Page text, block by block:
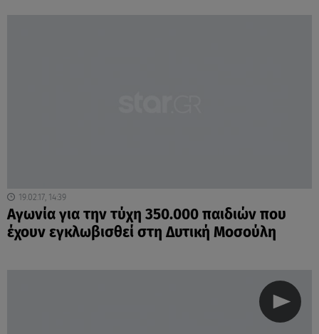
19.02.17, 14:39
Αγωνία για την τύχη 350.000 παιδιών που
έχουν εγκλωβισθεί στη Δυτική Μοσούλη